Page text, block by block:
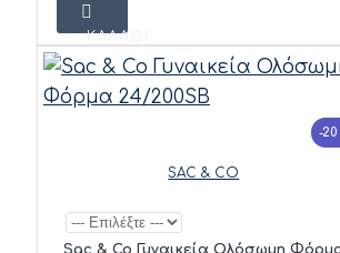
ΚΑΛΆΘΙ
-20
SAC & CO
Sac & Co Γυναικεία Ολόσωμη